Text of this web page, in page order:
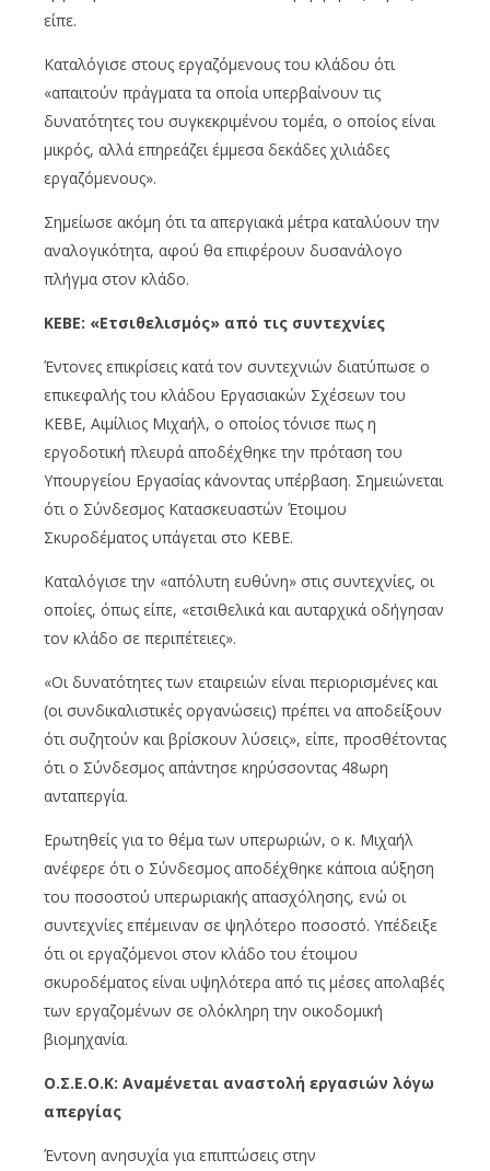
είπε.
Καταλόγισε στους εργαζόμενους του κλάδου ότι
«απαιτούν πράγματα τα οποία υπερβαίνουν τις
δυνατότητες του συγκεκριμένου τομέα, ο οποίος είναι
μικρός, αλλά επηρεάζει έμμεσα δεκάδες χιλιάδες
εργαζόμενους».
Σημείωσε ακόμη ότι τα απεργιακά μέτρα καταλύουν την
αναλογικότητα, αφού θα επιφέρουν δυσανάλογο
πλήγμα στον κλάδο.
ΚΕΒΕ: «Ετσιθελισμός» από τις συντεχνίες
Έντονες επικρίσεις κατά τον συντεχνιών διατύπωσε ο
επικεφαλής του κλάδου Εργασιακών Σχέσεων του
ΚΕΒΕ, Αιμίλιος Μιχαήλ, ο οποίος τόνισε πως η
εργοδοτική πλευρά αποδέχθηκε την πρόταση του
Υπουργείου Εργασίας κάνοντας υπέρβαση. Σημειώνεται
ότι ο Σύνδεσμος Κατασκευαστών Έτοιμου
Σκυροδέματος υπάγεται στο ΚΕΒΕ.
Καταλόγισε την «απόλυτη ευθύνη» στις συντεχνίες, οι
οποίες, όπως είπε, «ετσιθελικά και αυταρχικά οδήγησαν
τον κλάδο σε περιπέτειες».
«Οι δυνατότητες των εταιρειών είναι περιορισμένες και
(οι συνδικαλιστικές οργανώσεις) πρέπει να αποδείξουν
ότι συζητούν και βρίσκουν λύσεις», είπε, προσθέτοντας
ότι ο Σύνδεσμος απάντησε κηρύσσοντας 48ωρη
ανταπεργία.
Ερωτηθείς για το θέμα των υπερωριών, ο κ. Μιχαήλ
ανέφερε ότι ο Σύνδεσμος αποδέχθηκε κάποια αύξηση
του ποσοστού υπερωριακής απασχόλησης, ενώ οι
συντεχνίες επέμειναν σε ψηλότερο ποσοστό. Υπέδειξε
ότι οι εργαζόμενοι στον κλάδο του έτοιμου
σκυροδέματος είναι υψηλότερα από τις μέσες απολαβές
των εργαζομένων σε ολόκληρη την οικοδομική
βιομηχανία.
Ο.Σ.Ε.Ο.Κ: Αναμένεται αναστολή εργασιών λόγω
απεργίας
Έντονη ανησυχία για επιπτώσεις στην